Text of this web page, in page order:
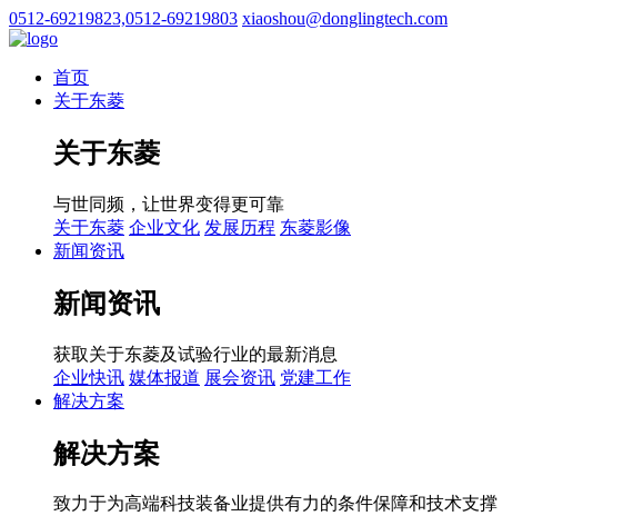
0512-69219823,0512-69219803 xiaoshou@donglingtech.com
首页
关于东菱
关于东菱
与世同频，让世界变得更可靠
关于东菱 企业文化 发展历程 东菱影像
新闻资讯
新闻资讯
获取关于东菱及试验行业的最新消息
企业快讯 媒体报道 展会资讯 党建工作
解决方案
解决方案
致力于为高端科技装备业提供有力的条件保障和技术支撑